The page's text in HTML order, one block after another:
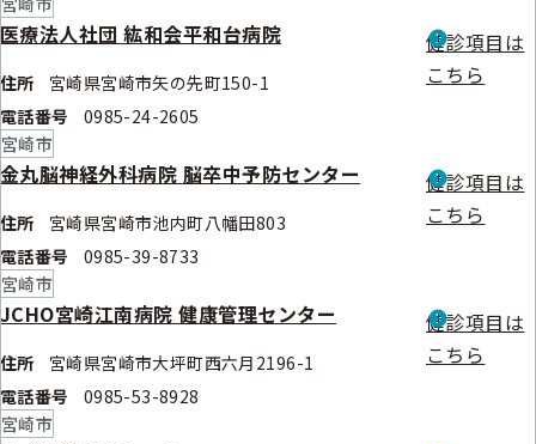
医療法人社団 紘和会平和台病院
住所
宮崎県宮崎市矢の先町150-1
電話番号
0985-24-2605
健診項目は
こちら
宮崎市
金丸脳神経外科病院 脳卒中予防センター
住所
宮崎県宮崎市池内町八幡田803
電話番号
0985-39-8733
健診項目は
こちら
宮崎市
JCHO宮崎江南病院 健康管理センター
住所
宮崎県宮崎市大坪町西六月2196-1
電話番号
0985-53-8928
健診項目は
こちら
宮崎市